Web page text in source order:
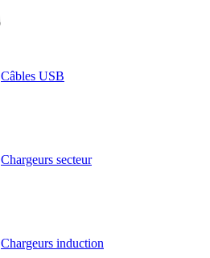
Câbles USB
Chargeurs secteur
Chargeurs induction